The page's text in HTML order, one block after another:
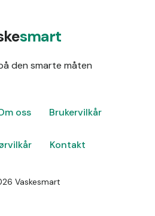
smart
den smarte måten
oss Brukervilkår
Kontakt
Vaskesmart